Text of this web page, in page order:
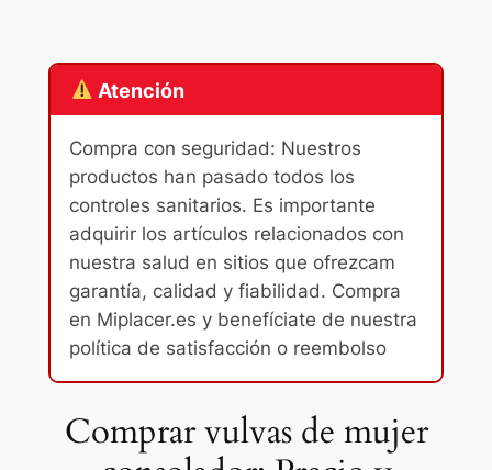
Atención
Compra con seguridad: Nuestros
productos han pasado todos los
controles sanitarios. Es importante
adquirir los artículos relacionados con
nuestra salud en sitios que ofrezcam
garantía, calidad y fiabilidad. Compra
en Miplacer.es y benefíciate de nuestra
política de satisfacción o reembolso
Comprar vulvas de mujer